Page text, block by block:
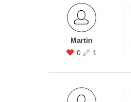
Martin
0 1